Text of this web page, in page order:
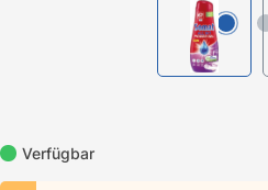
Verfügbar